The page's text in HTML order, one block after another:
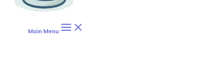
Main Menu